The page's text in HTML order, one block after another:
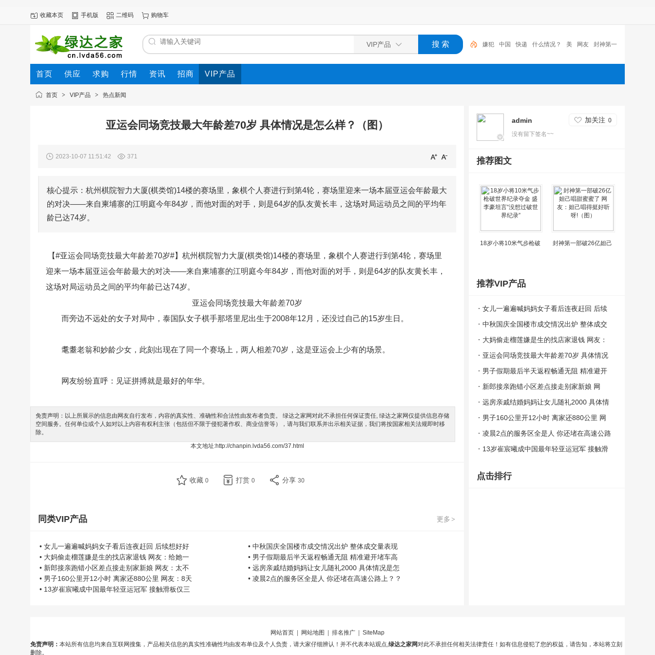
收藏本页 手机版 二维码 购物车
嫌犯 中国 快递 什么情况？ 美 网友 封神第一
部 新闻 女儿 封神 嫌犯
首页 供应 求购 行情 资讯 招商 VIP产品
首页 > VIP产品 > 热点新闻
亚运会同场竞技最大年龄差70岁 具体情况是怎么样？（图）
2023-10-07 11:51:42 371
核心提示：杭州棋院智力大厦(棋类馆)14楼的赛场里，象棋个人赛进行到第4轮，赛场里迎来一场本届亚运会年龄最大
的对决——来自柬埔寨的江明庭今年84岁，而他对面的对手，则是64岁的队友黄长丰，这场对局运动员之间的平均年
龄已达74岁。
【#亚运会同场竞技最大年龄差70岁#】杭州棋院智力大厦(棋类馆)14楼的赛场里，象棋个人赛进行到第4轮，赛场里
迎来一场本届亚运会年龄最大的对决——来自柬埔寨的江明庭今年84岁，而他对面的对手，则是64岁的队友黄长丰，
这场对局运动员之间的平均年龄已达74岁。
亚运会同场竞技最大年龄差70岁
而旁边不远处的女子对局中，泰国队女子棋手那塔里尼出生于2008年12月，还没过自己的15岁生日。
耄耋老翁和妙龄少女，此刻出现在了同一个赛场上，两人相差70岁，这是亚运会上少有的场景。
网友纷纷直呼：见证拼搏就是最好的年华。
免责声明：以上所展示的信息由网友自行发布，内容的真实性、准确性和合法性由发布者负责。 绿达之家网对此不承担任何保证责任, 绿达之家网仅提供信息存储
空间服务。任何单位或个人如对以上内容有权利主张（包括但不限于侵犯著作权、商业信誉等），请与我们联系并出示相关证据，我们将按国家相关法规即时移
除。
本文地址:http://chanpin.lvda56.com/37.html
收藏 0 打赏 0 分享 30
更多 >
同类VIP产品
• 女儿一遍遍喊妈妈女子看后连夜赶回 后续想好好
• 中秋国庆全国楼市成交情况出炉 整体成交量表现
• 大妈偷走榴莲嫌是生的找店家退钱 网友：给她一
• 男子假期最后半天返程畅通无阻 精准避开堵车高
• 新郎接亲跑错小区差点接走别家新娘 网友：太不
• 远房亲戚结婚妈妈让女儿随礼2000 具体情况是怎
• 男子160公里开12小时 离家还880公里 网友：8天
• 凌晨2点的服务区全是人 你还堵在高速公路上？？
• 13岁崔宸曦成中国最年轻亚运冠军 接触滑板仅三
admin 加关注 0
没有留下签名~~
推荐图文
18岁小将10米气步枪破 封神第一部破26亿妲己
推荐VIP产品
女儿一遍遍喊妈妈女子看后连夜赶回 后续
想好好陪孩子！(图）
中秋国庆全国楼市成交情况出炉 整体成交
量表现一般！（图）
大妈偷走榴莲嫌是生的找店家退钱 网友：
给她一个小金人！（图）
亚运会同场竞技最大年龄差70岁 具体情况
是怎么样？（图）
男子假期最后半天返程畅通无阻 精准避开
堵车高峰期轻松打道回府!
新郎接亲跑错小区差点接走别家新娘 网
友：太不靠谱了！（图）
远房亲戚结婚妈妈让女儿随礼2000 具体情
况是怎么样？
男子160公里开12小时 离家还880公里 网
友：8天假期，4天在路上
凌晨2点的服务区全是人 你还堵在高速公路
上？？
13岁崔宸曦成中国最年轻亚运冠军 接触滑
点击排行
网站首页 网站地图 排名推广
SiteMap
免责声明： 本站所有信息均来自互联网搜集，产品相关信息的真实性准确性均由发布单位及个人负责，请大家仔细辨认！并不代表本站观点,绿达之家网对此不承担任何相关法律责任！如有信息侵犯了您的权益，请告知，本站将立刻
删除。